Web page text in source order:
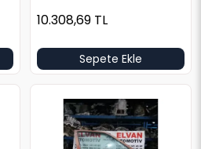
10.308,69 TL
Sepete Ekle